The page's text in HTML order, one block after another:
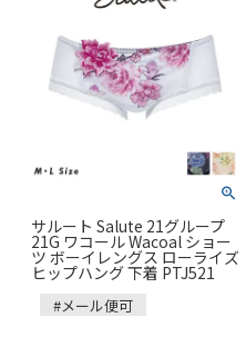
サルート Salute 21グループ
21G ワコール Wacoal ショー
ツ ボーイレングス ローライズ
ヒップハング 下着 PTJ521
#メール便可